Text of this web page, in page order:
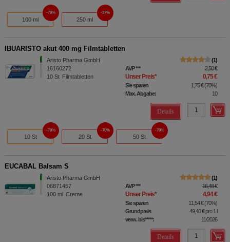
100 ml
70%
250 ml
37%
IBUARISTO akut 400 mg Filmtabletten
Aristo Pharma GmbH
16160272
10 St Filmtabletten
1
AVP*** 2,50 €
Unser Preis* 0,75 €
Sie sparen 1,75 €(70%)
Max. Abgabe:
10
Details
10 St
70%
20 St
70%
50 St
70%
EUCABAL Balsam S
Aristo Pharma GmbH
06871457
100 ml Creme
1
AVP*** 16,48 €
Unser Preis* 4,94 €
Sie sparen 11,54 €(70%)
Grundpreis
49,40 €pro 1 l
verw. bis*****:
11/2026
Details